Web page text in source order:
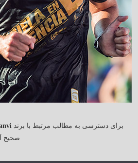
برای دسترسی به مطالب مرتبط با برند
صحیح